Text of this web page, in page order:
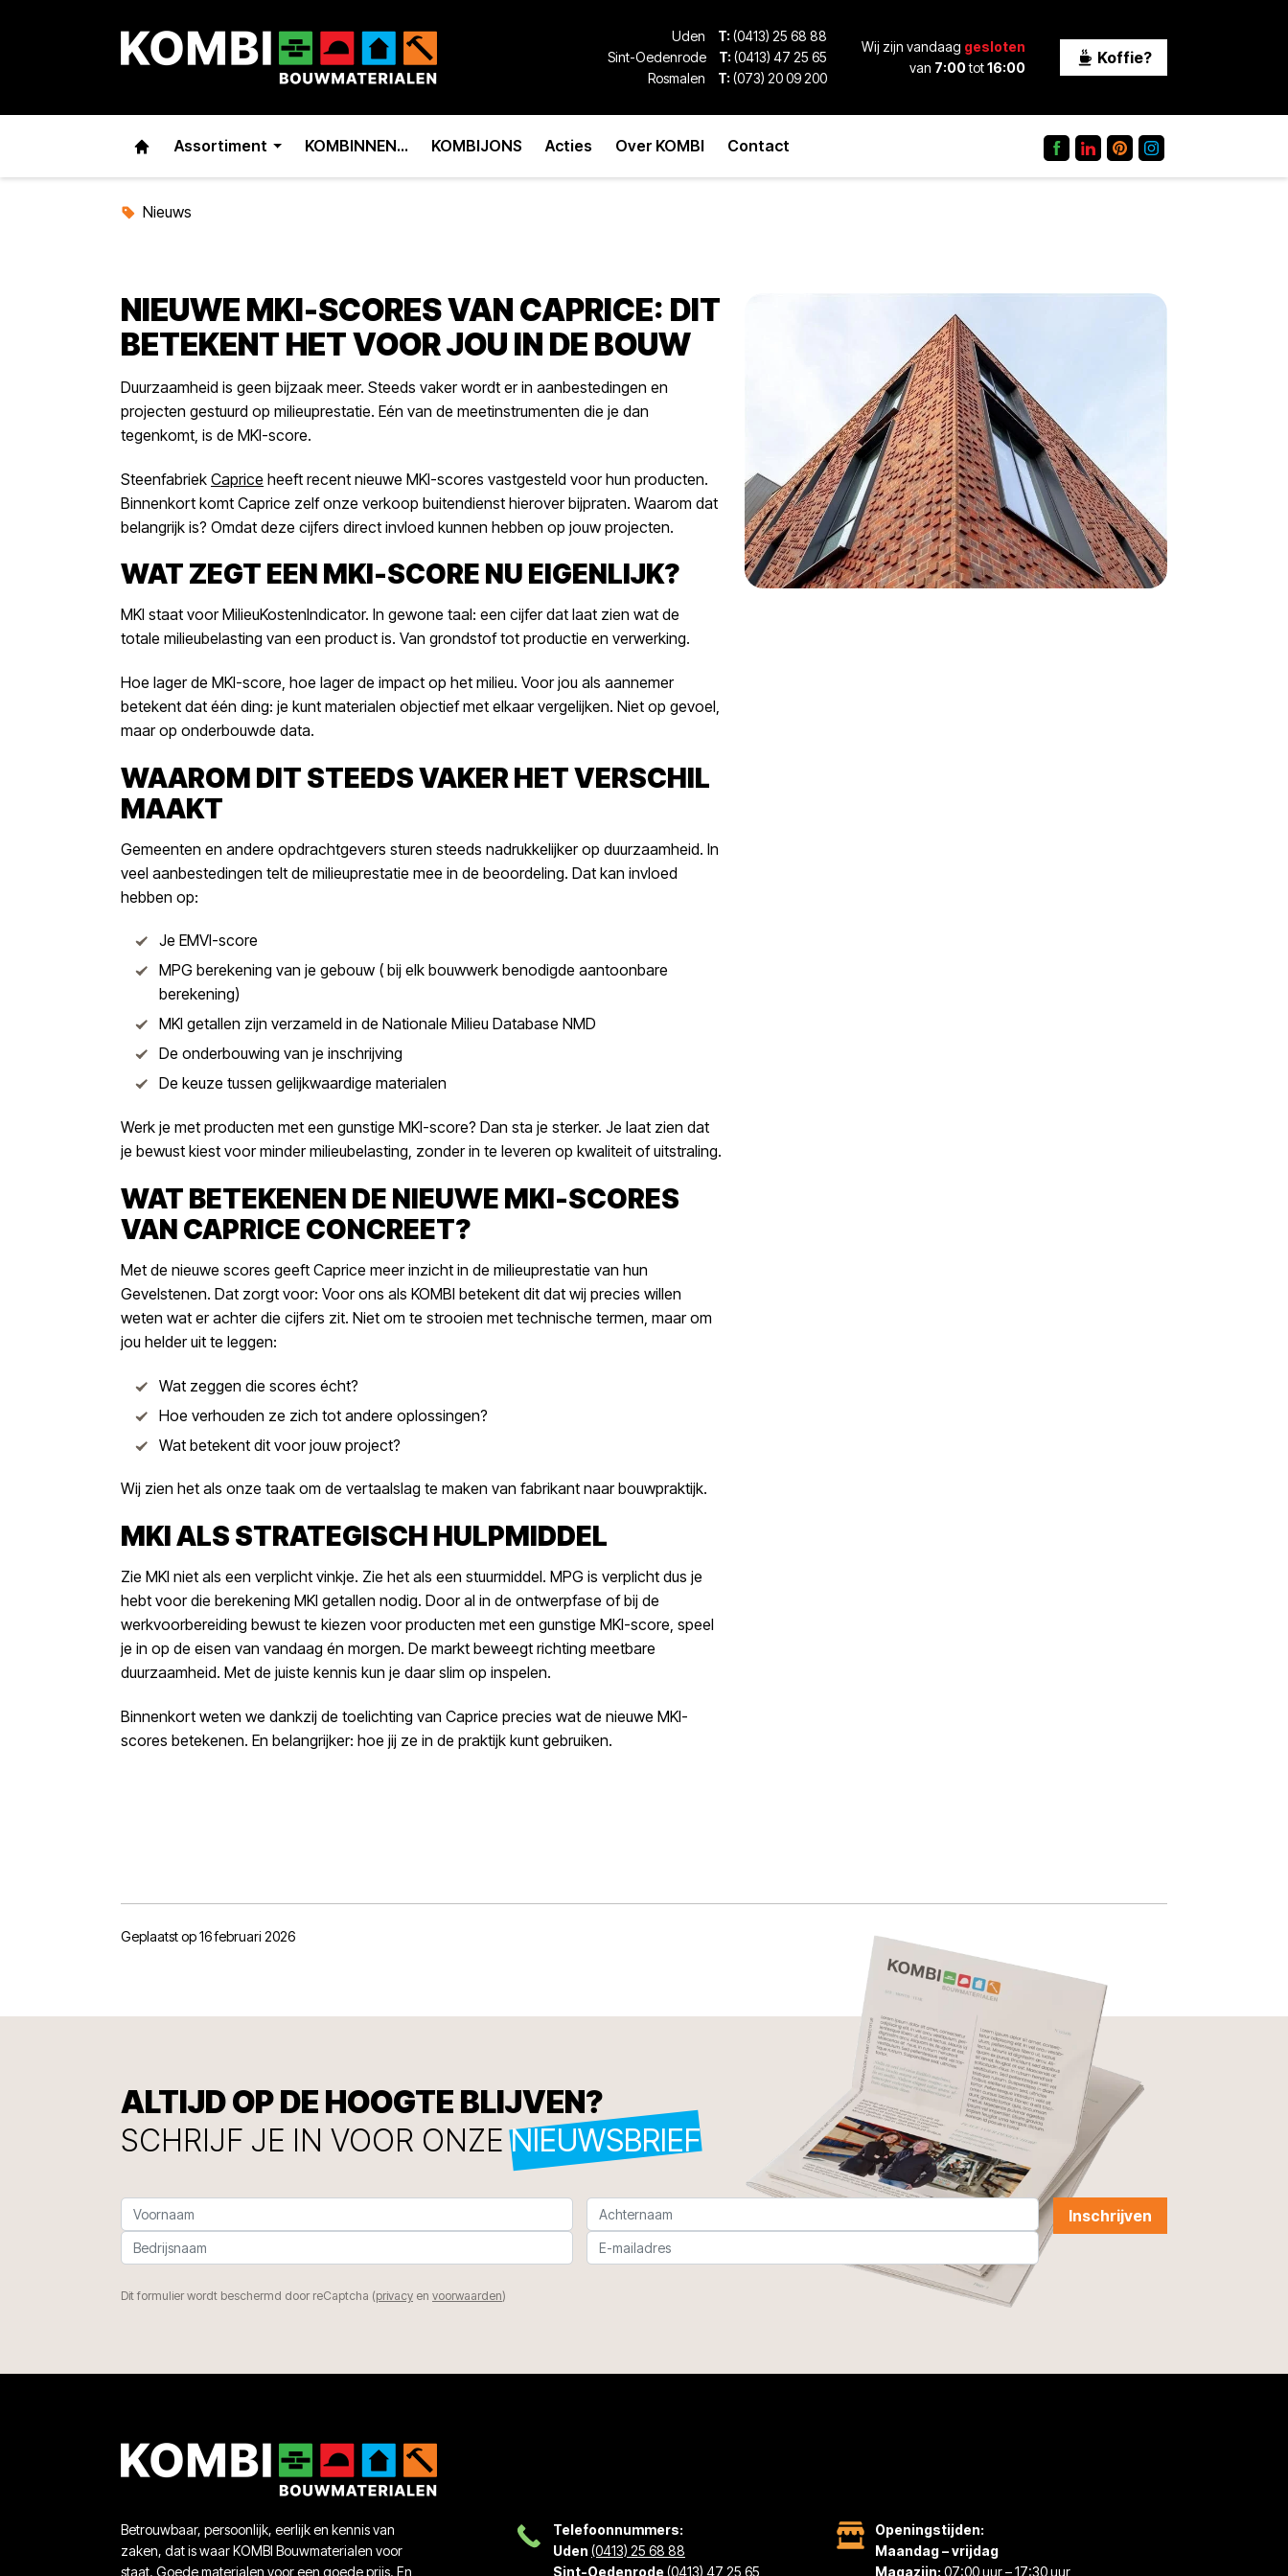
Uden T: (0413) 25 68 88
Sint-Oedenrode
T: (0413) 47 25 65
Rosmalen
T: (073) 20 09 200
Wij zijn vandaag gesloten
van 7:00tot16:00
Koffie?
Assortiment KOMBINNEN… KOMBIJONS Acties Over KOMBI Contact
Nieuws
NIEUWE MKI-SCORES VAN CAPRICE: DIT
BETEKENT HET VOOR JOU IN DE BOUW
Duurzaamheid is geen bijzaak meer. Steeds vaker wordt er in aanbestedingen en
projecten gestuurd op milieuprestatie. Eén van de meetinstrumenten die je dan
tegenkomt, is de MKI-score.
Steenfabriek Caprice heeft recent nieuwe MKI-scores vastgesteld voor hun producten.
Binnenkort komt Caprice zelf onze verkoop buitendienst hierover bijpraten. Waarom dat
belangrijk is? Omdat deze cijfers direct invloed kunnen hebben op jouw projecten.
WAT ZEGT EEN MKI-SCORE NU EIGENLIJK?
MKI staat voor MilieuKostenIndicator. In gewone taal: een cijfer dat laat zien wat de
totale milieubelasting van een product is. Van grondstof tot productie en verwerking.
Hoe lager de MKI-score, hoe lager de impact op het milieu. Voor jou als aannemer
betekent dat één ding: je kunt materialen objectief met elkaar vergelijken. Niet op gevoel,
maar op onderbouwde data.
WAAROM DIT STEEDS VAKER HET VERSCHIL
MAAKT
Gemeenten en andere opdrachtgevers sturen steeds nadrukkelijker op duurzaamheid. In
veel aanbestedingen telt de milieuprestatie mee in de beoordeling. Dat kan invloed
hebben op:
Je EMVI-score
MPG berekening van je gebouw ( bij elk bouwwerk benodigde aantoonbare
berekening)
MKI getallen zijn verzameld in de Nationale Milieu Database NMD
De onderbouwing van je inschrijving
De keuze tussen gelijkwaardige materialen
Werk je met producten met een gunstige MKI-score? Dan sta je sterker. Je laat zien dat
je bewust kiest voor minder milieubelasting, zonder in te leveren op kwaliteit of uitstraling.
WAT BETEKENEN DE NIEUWE MKI-SCORES
VAN CAPRICE CONCREET?
Met de nieuwe scores geeft Caprice meer inzicht in de milieuprestatie van hun
Gevelstenen. Dat zorgt voor: Voor ons als KOMBI betekent dit dat wij precies willen
weten wat er achter die cijfers zit. Niet om te strooien met technische termen, maar om
jou helder uit te leggen:
Wat zeggen die scores écht?
Hoe verhouden ze zich tot andere oplossingen?
Wat betekent dit voor jouw project?
Wij zien het als onze taak om de vertaalslag te maken van fabrikant naar bouwpraktijk.
MKI ALS STRATEGISCH HULPMIDDEL
Zie MKI niet als een verplicht vinkje. Zie het als een stuurmiddel. MPG is verplicht dus je
hebt voor die berekening MKI getallen nodig. Door al in de ontwerpfase of bij de
werkvoorbereiding bewust te kiezen voor producten met een gunstige MKI-score, speel
je in op de eisen van vandaag én morgen. De markt beweegt richting meetbare
duurzaamheid. Met de juiste kennis kun je daar slim op inspelen.
Binnenkort weten we dankzij de toelichting van Caprice precies wat de nieuwe MKI-
scores betekenen. En belangrijker: hoe jij ze in de praktijk kunt gebruiken.
Geplaatst op 16 februari 2026
ALTIJD OP DE HOOGTE BLIJVEN?
SCHRIJF JE IN VOOR ONZENIEUWSBRIEF
Inschrijven
Dit formulier wordt beschermd door reCaptcha (privacy en voorwaarden)
Betrouwbaar, persoonlijk, eerlijk en kennis van
zaken, dat is waar KOMBI Bouwmaterialen voor
staat. Goede materialen voor een goede prijs. En
Telefoonnummers:
Uden (0413) 25 68 88
Sint-Oedenrode(0413) 47 25 65
Openingstijden:
Maandag – vrijdag
Magazijn: 07:00 uur – 17:30 uur